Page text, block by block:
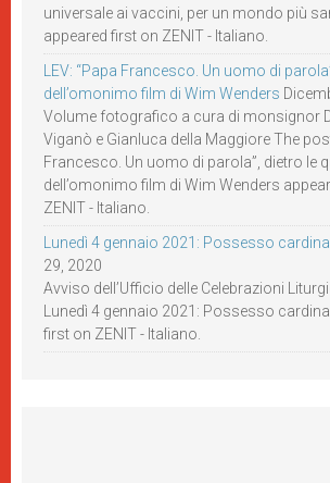
universale ai vaccini, per un mondo più
appeared first on ZENIT - Italiano.
LEV: “Papa Francesco. Un uomo di
dell’omonimo film di Wim Wenders
Volume fotografico a cura di monsignor
Viganò e Gianluca della Maggiore The
Francesco. Un uomo di parola”, dietro le
dell’omonimo film di Wim Wenders
ZENIT - Italiano.
Lunedì 4 gennaio 2021: Possesso
29, 2020
Avviso dell’Ufficio delle Celebrazioni
Lunedì 4 gennaio 2021: Possesso
first on ZENIT - Italiano.